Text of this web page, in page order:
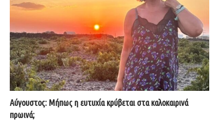
Αύγουστος: Μήπως η ευτυχία κρύβεται στα καλοκαιρινά
πρωινά;